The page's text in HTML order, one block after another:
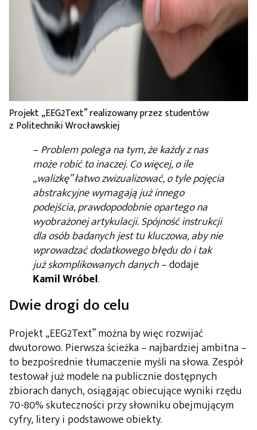
Projekt „EEG2Text” realizowany przez studentów
z Politechniki Wrocławskiej
–Problem polega na tym, że każdy z nas
może robić to inaczej. Co więcej, o ile
„walizkę” łatwo zwizualizować, o tyle pojęcia
abstrakcyjne wymagają już innego
podejścia, prawdopodobnie opartego na
wyobrażonej artykulacji. Spójność instrukcji
dla osób badanych jest tu kluczowa, aby nie
wprowadzać dodatkowego błędu do i tak
już skomplikowanych danych– dodaje
Kamil Wróbel.
Dwie drogi do celu
Projekt „EEG2Text” można by więc rozwijać
dwutorowo. Pierwsza ścieżka – najbardziej ambitna –
to bezpośrednie tłumaczenie myśli na słowa. Zespół
testował już modele na publicznie dostępnych
zbiorach danych, osiągając obiecujące wyniki rzędu
70-80% skuteczności przy słowniku obejmującym
cyfry, litery i podstawowe obiekty.